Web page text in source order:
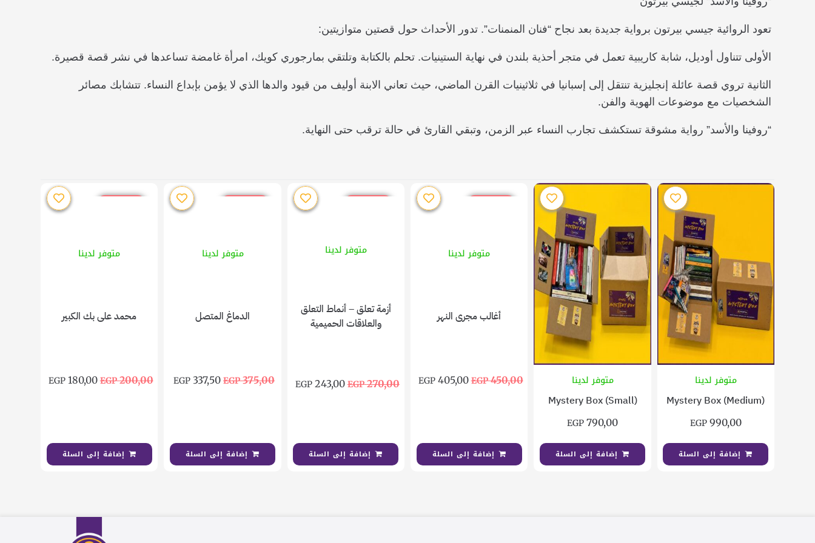
تعود الروائية جيسي بيرتون برواية جديدة بعد نجاح “فنان المنمنات”. تدور الأحداث حول قصتين متوازيتين:
الأولى تتناول أوديل، شابة كاريبية تعمل في متجر أحذية بلندن في نهاية الستينيات. تحلم بالكتابة وتلتقي بمارجوري كويك، امرأة غامضة تساعدها في نشر قصة قصيرة.
الثانية تروي قصة عائلة إنجليزية تنتقل إلى إسبانيا في ثلاثينيات القرن الماضي، حيث تعاني الابنة أوليف من قيود والدها الذي لا يؤمن بإبداع النساء. تتشابك مصائر
الشخصيات مع موضوعات الهوية والفن.
“روفينا والأسد” رواية مشوقة تستكشف تجارب النساء عبر الزمن، وتبقي القارئ في حالة ترقب حتى النهاية.
متوفر لدينا
Mystery Box (Medium)
990,00
EGP
إضافة إلى السلة
متوفر لدينا
Mystery Box (Small)
790,00
EGP
إضافة إلى السلة
متوفر لدينا
أغالب مجرى النهر
450,00
EGP
405,00
EGP
إضافة إلى السلة
متوفر لدينا
أزمة تعلق – أنماط التعلق
والعلاقات الحميمية
270,00
EGP
243,00
EGP
إضافة إلى السلة
متوفر لدينا
الدماغ المتصل
375,00
EGP
337,50
EGP
إضافة إلى السلة
متوفر لدينا
محمد على بك الكبير
200,00
EGP
180,00
EGP
إضافة إلى السلة